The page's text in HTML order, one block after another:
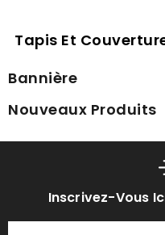
Tapis Et
Bannière
Nouveaux Produits
Inscrivez-Vous